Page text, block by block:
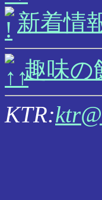
新着情
趣味の
KTR: